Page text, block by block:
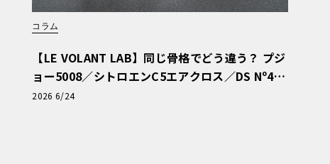
コラム
【LE VOLANT LAB】同じ骨格でどう違う？ プジ
ョー5008／シトロエンC5エアクロス／DS Nº4
読者一気乗りレポート
2026 6/24